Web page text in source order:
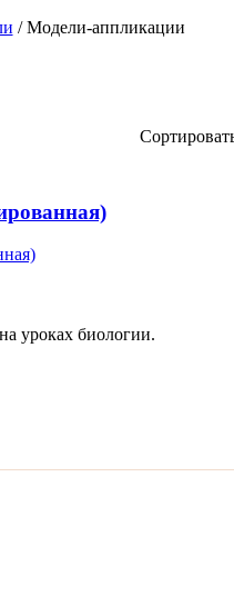
/ Модели-аппликации
уроках биологии.